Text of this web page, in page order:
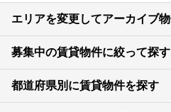
エリアを変更してアーカイブ
募集中の賃貸物件に絞って探す
都道府県別に賃貸物件を探す